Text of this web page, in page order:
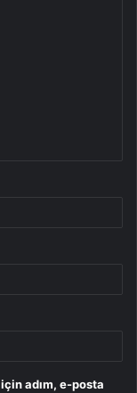
adım, e-posta